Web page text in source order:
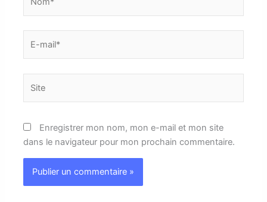
mail*
Enregistrer mon nom, mon e-mail et mon site
dans le navigateur pour mon prochain commentaire.